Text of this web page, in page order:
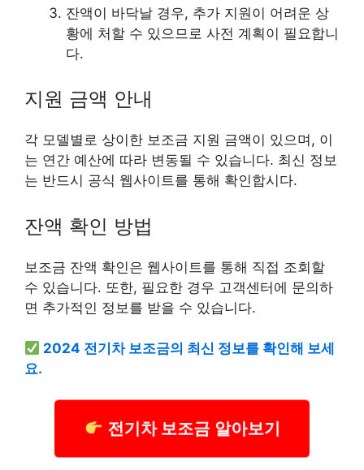
잔액이 바닥날 경우, 추가 지원이 어려운 상
황에 처할 수 있으므로 사전 계획이 필요합니
다.
지원 금액 안내
각 모델별로 상이한 보조금 지원 금액이 있으며, 이
는 연간 예산에 따라 변동될 수 있습니다. 최신 정보
는 반드시 공식 웹사이트를 통해 확인합시다.
잔액 확인 방법
보조금 잔액 확인은 웹사이트를 통해 직접 조회할
수 있습니다. 또한, 필요한 경우 고객센터에 문의하
면 추가적인 정보를 받을 수 있습니다.
2024 전기차 보조금의 최신 정보를 확인해 보세
요.
전기차 보조금 알아보기